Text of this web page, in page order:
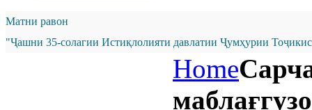
Матни равон
"Ҷашни 35-солагии Истиқлолияти давлатии Ҷумҳурии
Home